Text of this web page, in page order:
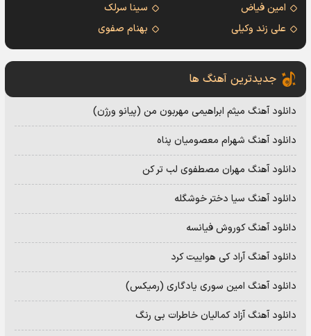
امین فیاض
سینا سرلک
علی زند وکیلی
بهنام صفوی
جدیدترین آهنگ ها
دانلود آهنگ میثم ابراهیمی مهربون من (پیانو ورژن)
دانلود آهنگ شهرام معصومیان پناه
دانلود آهنگ مهران مصطفوی لب تر کن
دانلود آهنگ سیا دختر خوشگله
دانلود آهنگ کوروش فیانسه
دانلود آهنگ آراد کی هواییت کرد
دانلود آهنگ امین سوری یادگاری (رمیکس)
دانلود آهنگ آزاد کمالیان خاطرات بی رنگ